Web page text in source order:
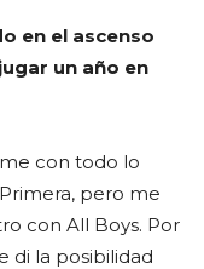
en el ascenso
un año en
con todo lo
pero me
con All Boys. Por
di la posibilidad